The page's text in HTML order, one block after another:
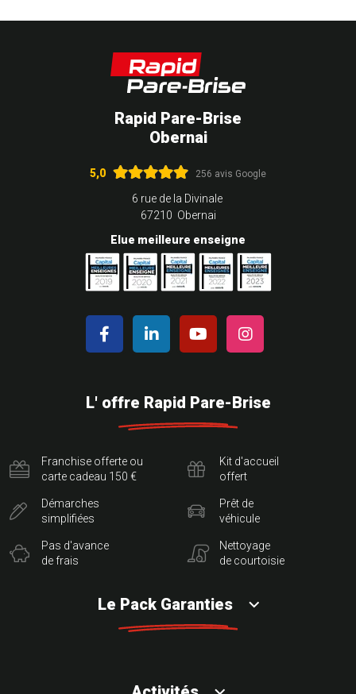
Rapid Pare-Brise
Obernai
5,0 256 avis Google
6 rue de la Divinale
67210 Obernai
Elue meilleure enseigne
L' offre Rapid Pare-Brise
Franchise offerte ou
carte cadeau 150 €
Démarches
simplifiées
Pas d'avance
de frais
Kit d'accueil
offert
Prêt de
véhicule
Nettoyage
de courtoisie
Le Pack Garanties